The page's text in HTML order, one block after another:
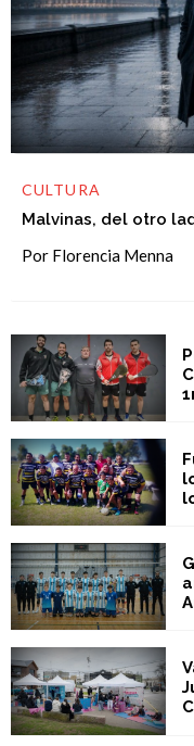
CULTURA
Malvinas, del otro
Por Florencia Menna